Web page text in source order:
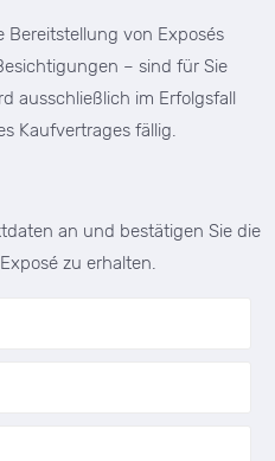
Bereitstellung von Exposés
– sind für Sie
ausschließlich im Erfolgsfall
Kaufvertrages fällig.
an und bestätigen Sie die
zu erhalten.